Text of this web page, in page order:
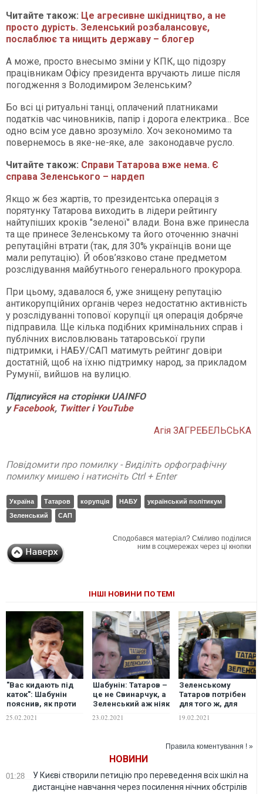
Читайте також: Це агресивне шкідництво, а не
просто дурість. Зеленський розбалансовує,
послаблює та нищить державу – блогер
А може, просто внесымо зміни у КПК, що підозру
працівникам Офісу президента вручають лише після
погодження з Володимиром Зеленським?
Бо всі ці ритуальні танці, оплачений платниками
податків час чиновників, папір і дорога електрика... Все
одно всім усе давно зрозуміло. Хоч зекономимо та
повернемось в яке-не-яке, але законодавче русло.
Читайте також: Справи Татарова вже нема. Є
справа Зеленського – нардеп
Якщо ж без жартів, то президентська операція з
порятунку Татарова виходить в лідери рейтингу
найтупіших кроків "зеленої" влади. Вона вже принесла
та ще принесе Зеленському та його оточенню значні
репутаційні втрати (так, для 30% українців вони ще
мали репутацію). Й обов’язково стане предметом
розслідування майбутнього генерального прокурора.
При цьому, здавалося б, уже знищену репутацію
антикорупційних органів через недостатню активність
у розслідуванні топової корупції ця операція добряче
підправила. Ще кілька подібних кримінальних справ і
публічних висловлювань татаровської групи
підтримки, і НАБУ/САП матимуть рейтинг довіри
достатній, щоб на їхню підтримку народ, за прикладом
Румунії, вийшов на вулицю.
Підписуйся на сторінки UAINFO
уFacebook, Twitterі YouTube
Агія ЗАГРЕБЕЛЬСЬКА
Повідомити про помилку - Виділіть орфографічну
помилку мишею і натисніть Ctrl + Enter
Україна Татаров корупція НАБУ
український політикум
Зеленський
САП
Сподобався матеріал? Сміливо поділися
ним в соцмережах через ці кнопки
ІНШІ НОВИНИ ПО ТЕМІ
"Вас кидають під
каток": Шабунін
пояснив, як проти
працюють ті, кого
25.02.2021
Шабунін: Татаров –
це не Свинарчук, а
Зеленський аж ніяк
значно гірше
23.02.2021
Зеленському
Татаров потрібен
для того ж, для
свого часу –
19.02.2021
Правила коментування ! »
НОВИНИ
01:28
У Києві створили петицію про переведення всіх шкіл на
дистанціне навчання через посилення нічних обстрілів